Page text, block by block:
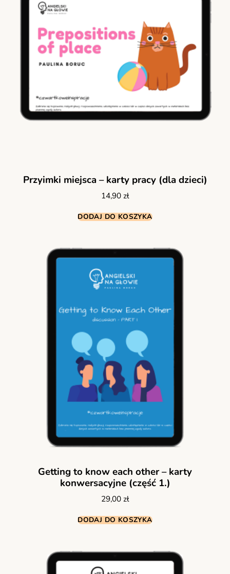
Przyimki miejsca – karty pracy (dla dzieci)
14,90 zł
DODAJ DO KOSZYKA
Getting to know each other – karty
konwersacyjne (część 1.)
29,00 zł
DODAJ DO KOSZYKA